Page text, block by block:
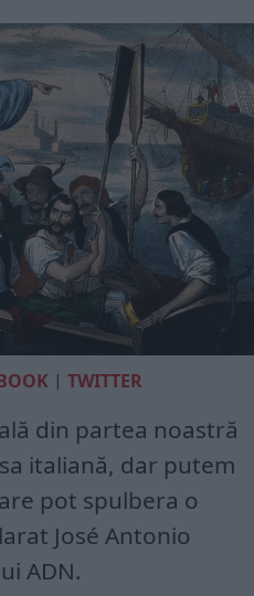
|TWITTER
din partea noastră
italiană, dar putem
pot spulbera o
José Antonio
ADN.